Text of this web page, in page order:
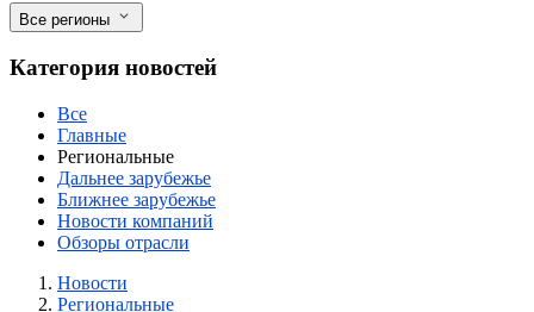
Все регионы
Категория новостей
Все
Главные
Региональные
Дальнее зарубежье
Ближнее зарубежье
Новости компаний
Обзоры отрасли
Новости
Разделы
Новости
Региональные